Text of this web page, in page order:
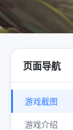
页面导航
游戏截图
游戏介绍